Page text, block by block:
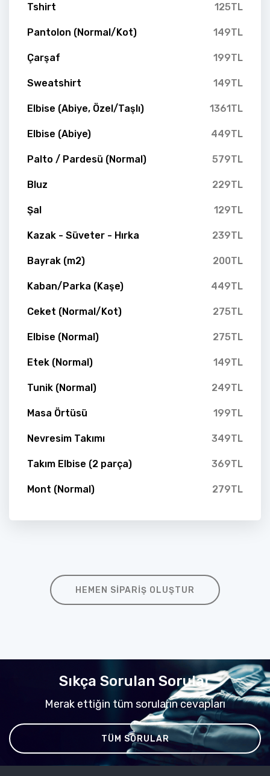
Tshirt 125TL
Pantolon (Normal/Kot) 149TL
Çarşaf 199TL
Sweatshirt 149TL
Elbise (Abiye, Özel/Taşlı) 1361TL
Elbise (Abiye) 449TL
Palto / Pardesü (Normal) 579TL
Bluz 229TL
Şal 129TL
Kazak - Süveter - Hırka 239TL
Bayrak (m2) 200TL
Kaban/Parka (Kaşe) 449TL
Ceket (Normal/Kot) 275TL
Elbise (Normal) 275TL
Etek (Normal) 149TL
Tunik (Normal) 249TL
Masa Örtüsü 199TL
Nevresim Takımı 349TL
Takım Elbise (2 parça) 369TL
Mont (Normal) 279TL
HEMEN SIPARIŞ OLUŞTUR
Sıkça Sorulan Sorular
Merak ettiğin tüm soruların cevapları
TÜM SORULAR